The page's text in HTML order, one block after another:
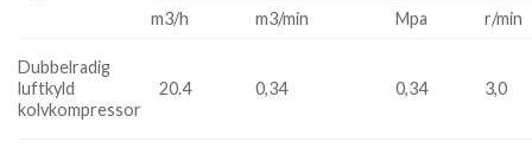
m3/h m3/min Mpa r/min
Dubbelradig
luftkyld
kolvkompressor
20.4 0,34 0,34 3,0